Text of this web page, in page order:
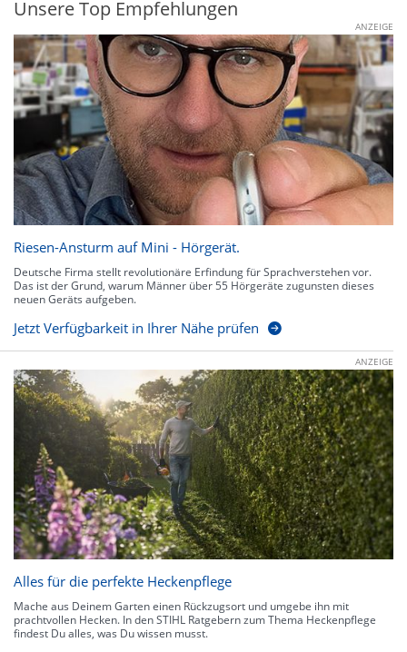
Unsere Top Empfehlungen
ANZEIGE
Riesen-Ansturm auf Mini - Hörgerät.
Deutsche Firma stellt revolutionäre Erfindung für Sprachverstehen vor.
Das ist der Grund, warum Männer über 55 Hörgeräte zugunsten dieses
neuen Geräts aufgeben.
Jetzt Verfügbarkeit in Ihrer Nähe prüfen
ANZEIGE
Alles für die perfekte Heckenpflege
Mache aus Deinem Garten einen Rückzugsort und umgebe ihn mit
prachtvollen Hecken. In den STIHL Ratgebern zum Thema Heckenpflege
findest Du alles, was Du wissen musst.